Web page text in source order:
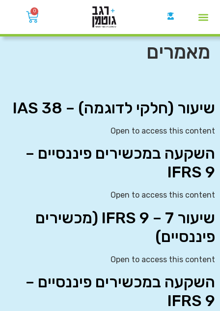
0
מאמרים
שיעור (חלקי לדוגמה) – IAS 38
Open to access this content
השקעה במכשירים פיננסיים –
IFRS 9
Open to access this content
שיעור 7 – IFRS 9 (מכשירים
פיננסיים)
Open to access this content
השקעה במכשירים פיננסיים –
IFRS 9